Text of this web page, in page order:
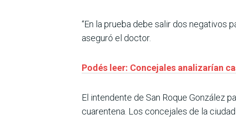
“En la prueba debe salir dos negativos
aseguró el doctor.
Podés leer: Concejales analizarían
El intendente de San Roque González
cuarentena. Los concejales de la